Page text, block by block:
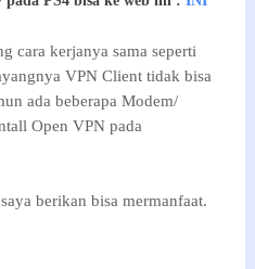
cara kerjanya sama seperti
VPN Client tidak bisa
ada beberapa Modem/
Open VPN pada
berikan bisa mermanfaat.